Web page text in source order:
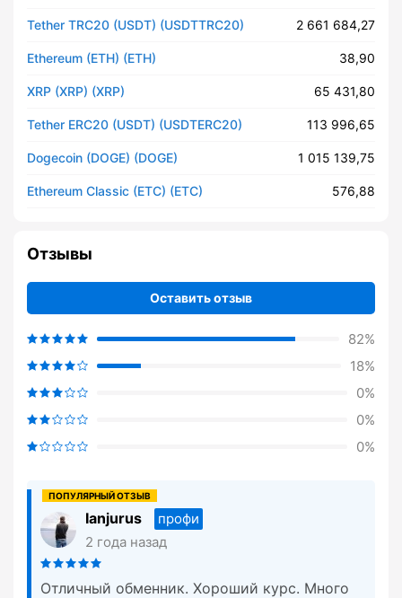
Tether TRC20 (USDT) (USDTTRC20) 2 661 684,27
Ethereum (ETH) (ETH) 38,90
XRP (XRP) (XRP) 65 431,80
Tether ERC20 (USDT) (USDTERC20) 113 996,65
Dogecoin (DOGE) (DOGE) 1 015 139,75
Ethereum Classic (ETC) (ETC) 576,88
Отзывы
Оставить отзыв
82%
18%
0%
0%
0%
Ianjurus
профи
2 года назад
Отличный обменник. Хороший курс. Много